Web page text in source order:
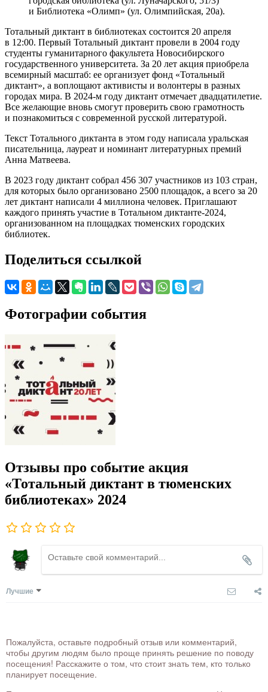
и Библиотека «Олимп» (ул. Олимпийская, 20а).
Тотальный диктант в библиотеках состоится 20 апреля
в 12:00. Первый Тотальный диктант провели в 2004 году
студенты гуманитарного факультета Новосибирского
государственного университета. За 20 лет акция приобрела
всемирный масштаб: ее организует фонд «Тотальный
диктант», а воплощают активисты и волонтеры в разных
городах мира. В 2024-м году диктант отмечает двадцатилетие.
Все желающие вновь смогут проверить свою грамотность
и познакомиться с современной русской литературой.
Текст Тотального диктанта в этом году написала уральская
писательница, лауреат и номинант литературных премий
Анна Матвеева.
В 2023 году диктант собрал 456 307 участников из 103 стран,
для которых было организовано 2500 площадок, а всего за 20
лет диктант написали 4 миллиона человек. Приглашают
каждого принять участие в Тотальном диктанте-2024,
организованном на площадках тюменских городских
библиотек.
Поделиться ссылкой
Фотографии события
Отзывы про событие акция
«Тотальный диктант в тюменских
библиотеках» 2024
Лучшие
Пожалуйста, оставьте подробный отзыв или комментарий,
чтобы другим людям было проще принять решение по поводу
посещения! Расскажите о том, что стоит знать тем, кто только
планирует посещение.